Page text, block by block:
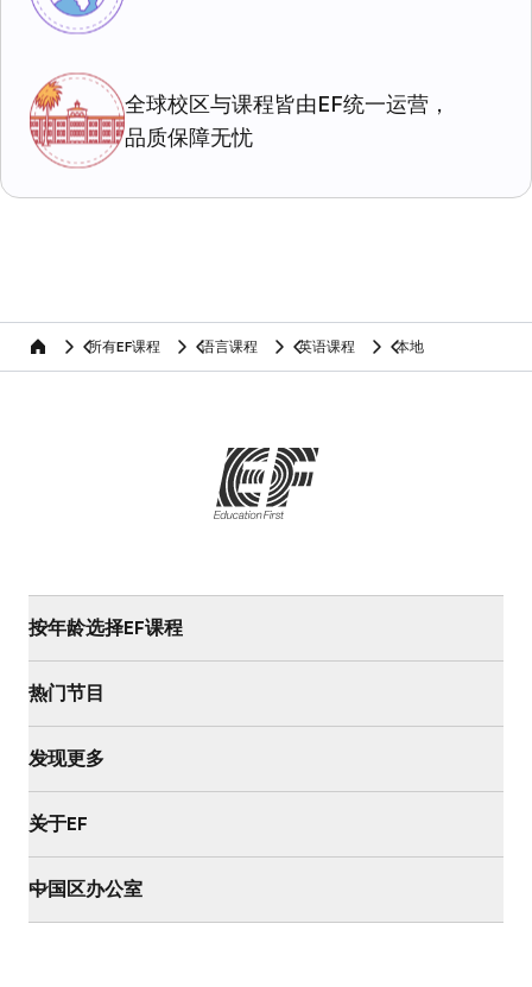
全球校区与课程皆由EF统一运营，
品质保障无忧
home 所有EF课程 语言课程 英语课程 本地
按年龄选择EF课程
热门节目
发现更多
关于EF
中国区办公室